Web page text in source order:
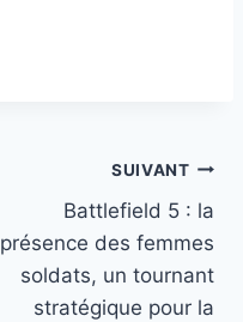
SUIVANT
Battlefield 5 : la
présence des femmes
soldats, un tournant
stratégique pour la